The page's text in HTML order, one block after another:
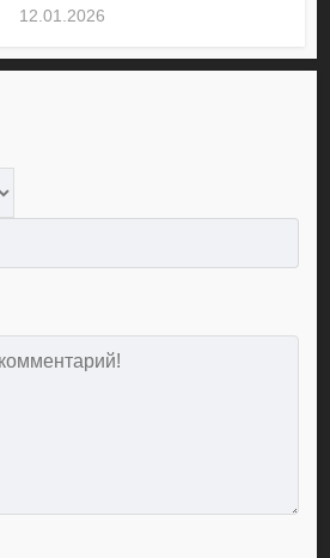
12.01.2026